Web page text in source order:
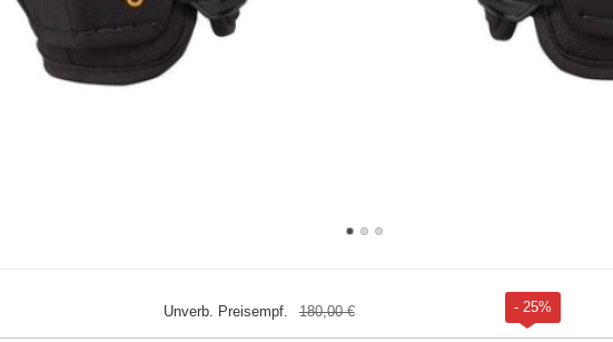
Unverb. Preisempf. 180,00 € - 25%